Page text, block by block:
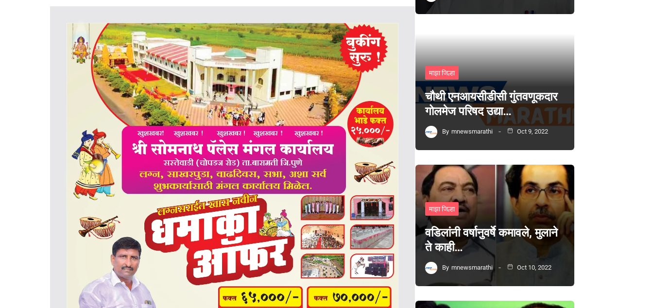
माझा जिल्हा
चौथी एनआयसीडीसी गुंतवणूकदार
गोलमेज परिषद उद्या…
By mnewsmarathi Oct 9, 2022
माझा जिल्हा
वडिलांनी वर्षानुवर्षे कमावले, मुलाने
ते काही…
By mnewsmarathi Oct 10, 2022